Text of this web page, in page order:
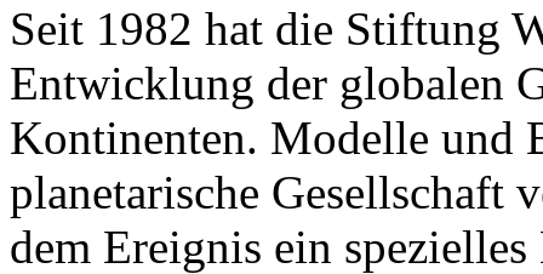
Seit 1982 hat die Stiftung
Entwicklung der globalen
Kontinenten. Modelle und
planetarische Gesellschaft
dem Ereignis ein